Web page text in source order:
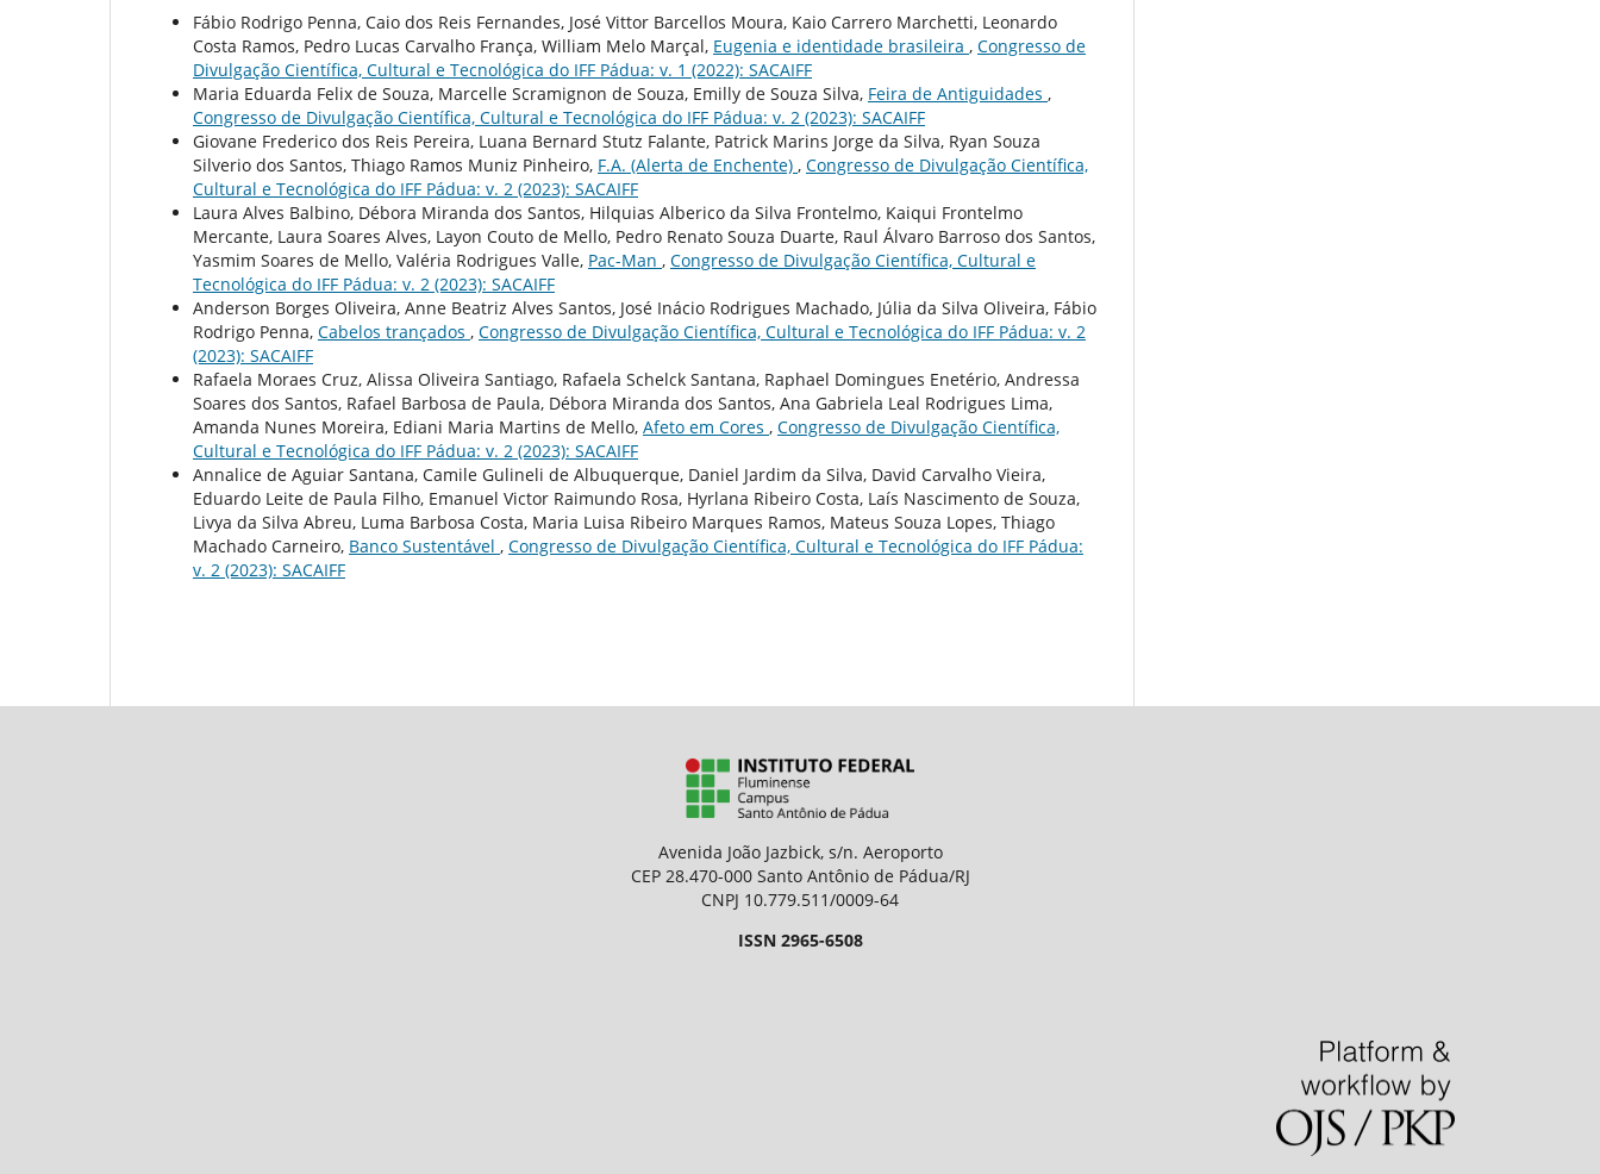
Fábio Rodrigo Penna, Caio dos Reis Fernandes, José Vittor Barcellos Moura, Kaio Carrero Marchetti, Leonardo
Costa Ramos, Pedro Lucas Carvalho França, William Melo Marçal, Eugenia e identidade brasileira , Congresso de
Divulgação Científica, Cultural e Tecnológica do IFF Pádua: v. 1 (2022): SACAIFF
Maria Eduarda Felix de Souza, Marcelle Scramignon de Souza, Emilly de Souza Silva, Feira de Antiguidades ,
Congresso de Divulgação Científica, Cultural e Tecnológica do IFF Pádua: v. 2 (2023): SACAIFF
Giovane Frederico dos Reis Pereira, Luana Bernard Stutz Falante, Patrick Marins Jorge da Silva, Ryan Souza
Silverio dos Santos, Thiago Ramos Muniz Pinheiro, F.A. (Alerta de Enchente) , Congresso de Divulgação Científica,
Cultural e Tecnológica do IFF Pádua: v. 2 (2023): SACAIFF
Laura Alves Balbino, Débora Miranda dos Santos, Hilquias Alberico da Silva Frontelmo, Kaiqui Frontelmo
Mercante, Laura Soares Alves, Layon Couto de Mello, Pedro Renato Souza Duarte, Raul Álvaro Barroso dos Santos,
Yasmim Soares de Mello, Valéria Rodrigues Valle, Pac-Man , Congresso de Divulgação Científica, Cultural e
Tecnológica do IFF Pádua: v. 2 (2023): SACAIFF
Anderson Borges Oliveira, Anne Beatriz Alves Santos, José Inácio Rodrigues Machado, Júlia da Silva Oliveira, Fábio
Rodrigo Penna, Cabelos trançados , Congresso de Divulgação Científica, Cultural e Tecnológica do IFF Pádua: v. 2
(2023): SACAIFF
Rafaela Moraes Cruz, Alissa Oliveira Santiago, Rafaela Schelck Santana, Raphael Domingues Enetério, Andressa
Soares dos Santos, Rafael Barbosa de Paula, Débora Miranda dos Santos, Ana Gabriela Leal Rodrigues Lima,
Amanda Nunes Moreira, Ediani Maria Martins de Mello, Afeto em Cores , Congresso de Divulgação Científica,
Cultural e Tecnológica do IFF Pádua: v. 2 (2023): SACAIFF
Annalice de Aguiar Santana, Camile Gulineli de Albuquerque, Daniel Jardim da Silva, David Carvalho Vieira,
Eduardo Leite de Paula Filho, Emanuel Victor Raimundo Rosa, Hyrlana Ribeiro Costa, Laís Nascimento de Souza,
Livya da Silva Abreu, Luma Barbosa Costa, Maria Luisa Ribeiro Marques Ramos, Mateus Souza Lopes, Thiago
Machado Carneiro, Banco Sustentável , Congresso de Divulgação Científica, Cultural e Tecnológica do IFF Pádua:
v. 2 (2023): SACAIFF
Avenida João Jazbick, s/n. Aeroporto
CEP 28.470-000 Santo Antônio de Pádua/RJ
CNPJ 10.779.511/0009-64
ISSN 2965-6508